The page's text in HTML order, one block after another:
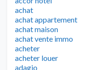
achat
achat appartement
achat maison
achat vente immo
acheter
acheter louer
adagio